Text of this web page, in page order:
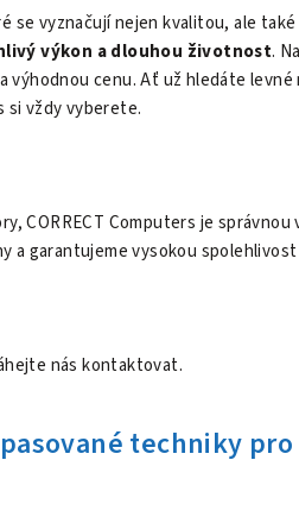
se vyznačují nejen kvalitou, ale
výkon a dlouhou životnost.
cenu. Ať už hledáte
si vždy vyberete.
CORRECT Computers je správnou
a garantujeme vysokou
nás kontaktovat.
techniky